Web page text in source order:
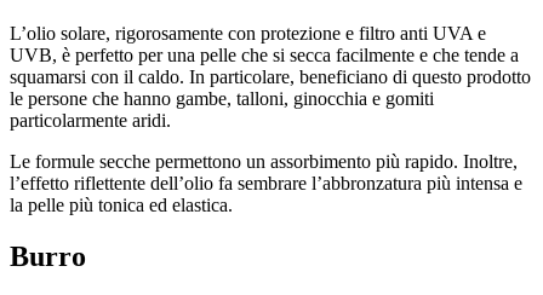
L’olio solare, rigorosamente con protezione e filtro anti UVA e
UVB, è perfetto per una pelle che si secca facilmente e che tende a
squamarsi con il caldo. In particolare, beneficiano di questo prodotto
le persone che hanno gambe, talloni, ginocchia e gomiti
particolarmente aridi.
Le formule secche permettono un assorbimento più rapido. Inoltre,
l’effetto riflettente dell’olio fa sembrare l’abbronzatura più intensa e
la pelle più tonica ed elastica.
Burro